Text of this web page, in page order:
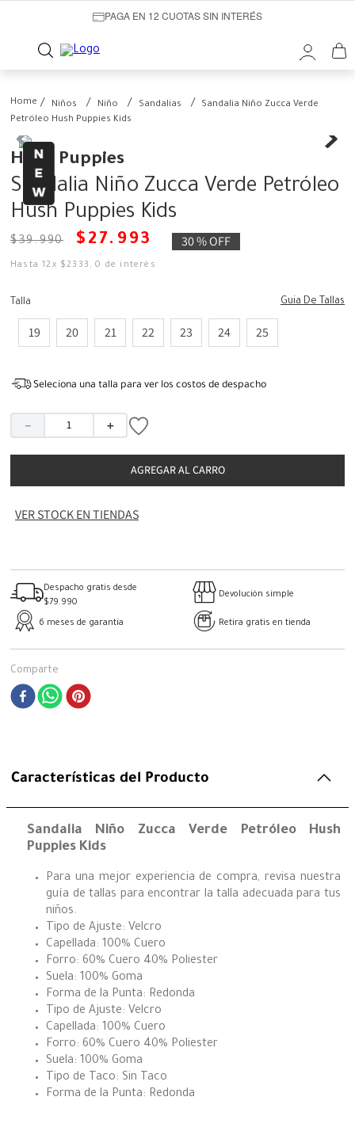
PAGA EN 12 CUOTAS SIN INTERÉS
Niños Niño Sandalias
Sandalia Niño Zucca Verde
Petróleo Hush Puppies Kids
Hush Puppies
Sandalia Niño Zucca Verde Petróleo
Hush Puppies Kids
$39.990 $ 27. 993 30 %OFF
Hasta12 x $2333 ,0 de interés
Talla Guia De Tallas
19 20 21 22 23 24 25
Seleciona una talla para ver los costos de despacho
＋
－
AGREGAR AL CARRO
VER STOCK EN TIENDAS
Despacho gratis desde
$79.990
Devolución simple
6 meses de garantía Retira gratis en tienda
Comparte
Características del Producto
Sandalia Niño Zucca Verde Petróleo Hush
Puppies Kids
Para una mejor experiencia de compra, revisa nuestra
guía de tallas para encontrar la talla adecuada para tus
niños.
Tipo de Ajuste: Velcro
Capellada: 100% Cuero
Forro: 60% Cuero 40% Poliester
Suela: 100% Goma
Forma de la Punta: Redonda
Tipo de Ajuste: Velcro
Capellada: 100% Cuero
Forro: 60% Cuero 40% Poliester
Suela: 100% Goma
Tipo de Taco: Sin Taco
Forma de la Punta: Redonda